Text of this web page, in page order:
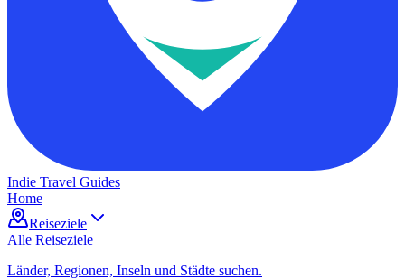
Indie Travel Guides
Home
Reiseziele
Alle Reiseziele
Länder, Regionen, Inseln und Städte suchen.